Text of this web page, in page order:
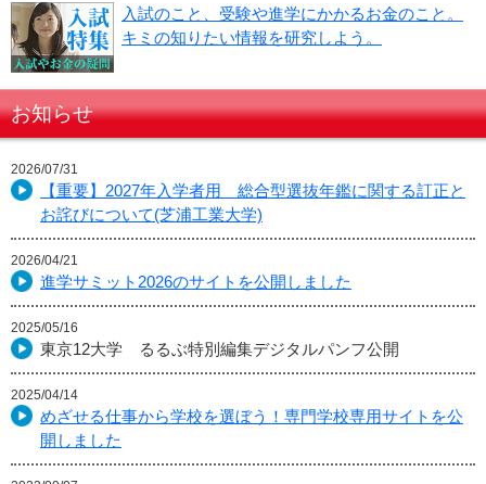
入試のこと、受験や進学にかかるお金のこと。
キミの知りたい情報を研究しよう。
お知らせ
2026/07/31
【重要】2027年入学者用 総合型選抜年鑑に関する訂正と
お詫びについて(芝浦工業大学)
2026/04/21
進学サミット2026のサイトを公開しました
2025/05/16
東京12大学 るるぶ特別編集デジタルパンフ公開
2025/04/14
めざせる仕事から学校を選ぼう！専門学校専用サイトを公
開しました